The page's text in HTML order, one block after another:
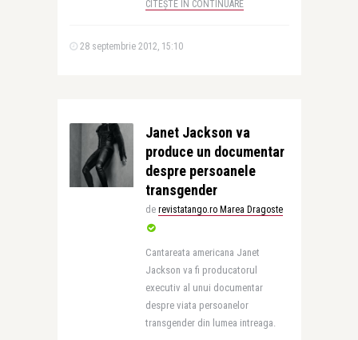
CITEȘTE ÎN CONTINUARE
28 septembrie 2012, 15:10
Janet Jackson va
produce un documentar
despre persoanele
transgender
de revistatango.ro Marea Dragoste
Cantareata americana Janet
Jackson va fi producatorul
executiv al unui documentar
despre viata persoanelor
transgender din lumea intreaga.